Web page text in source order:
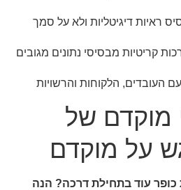
ראיות דיגיטליות ולא על סמך
קריטיות מבסיסי נתונים מגובים
העובדים, הלקוחות והרשויות
מוקדם של
על מוקדם
עוד בתחילת דרכה? הנה